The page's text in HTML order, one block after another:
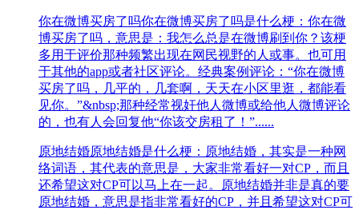
你在微博买房了吗你在微博买房了吗是什么梗：你在微
博买房了吗，意思是：我怎么总是在微博刷到你？该梗
多用于评价那种频繁出现在网民视野的人或事。也可用
于其他的app或者社区评论。经典案例评论：“你在微博
买房了吗，几平的，几套啊，天天在小区里逛，都能看
见你。”&nbsp;那种经常视奸他人微博或给他人微博评论
的，也有人会回复他“你该交房租了！”......
原地结婚原地结婚是什么梗：原地结婚，其实是一种网
络词语，其代表的意思是，大家非常看好一对CP，而且
还希望这对CP可以马上在一起。原地结婚并非是真的要
原地结婚，意思是指非常看好的CP，并且希望这对CP可